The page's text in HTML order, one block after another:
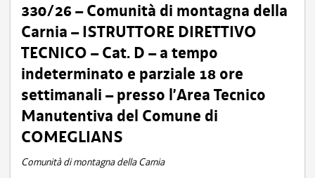
330/26 – Comunità di montagna della
Carnia – ISTRUTTORE DIRETTIVO
TECNICO – Cat. D – a tempo
indeterminato e parziale 18 ore
settimanali – presso l’Area Tecnico
Manutentiva del Comune di
COMEGLIANS
Comunità di montagna della Carnia